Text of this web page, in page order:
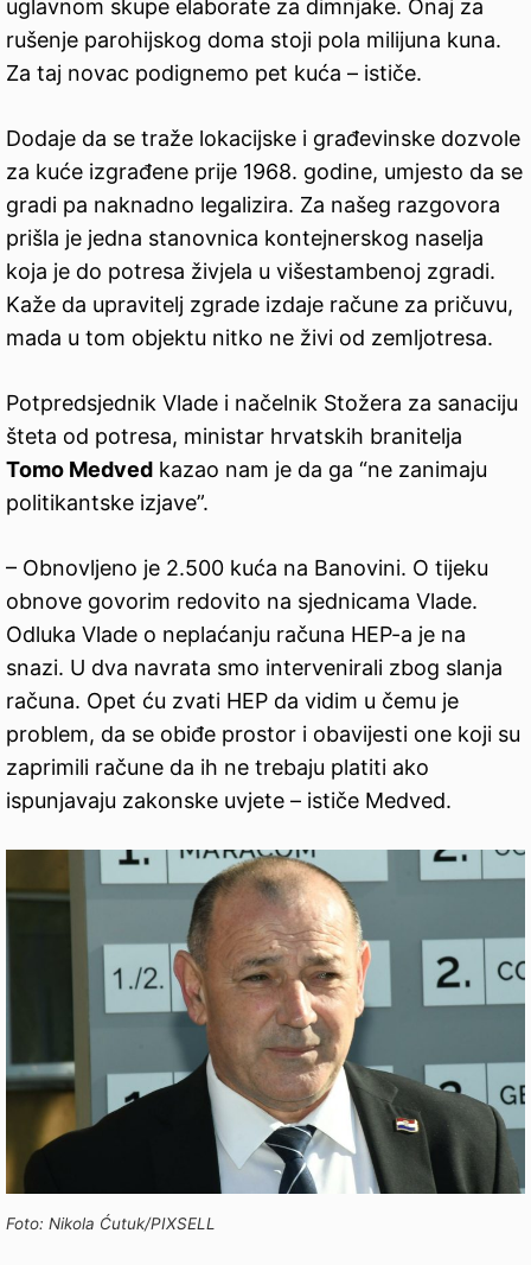
uglavnom skupe elaborate za dimnjake. Onaj za
rušenje parohijskog doma stoji pola milijuna kuna.
Za taj novac podignemo pet kuća – ističe.
Dodaje da se traže lokacijske i građevinske dozvole
za kuće izgrađene prije 1968. godine, umjesto da se
gradi pa naknadno legalizira. Za našeg razgovora
prišla je jedna stanovnica kontejnerskog naselja
koja je do potresa živjela u višestambenoj zgradi.
Kaže da upravitelj zgrade izdaje račune za pričuvu,
mada u tom objektu nitko ne živi od zemljotresa.
Potpredsjednik Vlade i načelnik Stožera za sanaciju
šteta od potresa, ministar hrvatskih branitelja
Tomo Medved kazao nam je da ga “ne zanimaju
politikantske izjave”.
– Obnovljeno je 2.500 kuća na Banovini. O tijeku
obnove govorim redovito na sjednicama Vlade.
Odluka Vlade o neplaćanju računa HEP-a je na
snazi. U dva navrata smo intervenirali zbog slanja
računa. Opet ću zvati HEP da vidim u čemu je
problem, da se obiđe prostor i obavijesti one koji su
zaprimili račune da ih ne trebaju platiti ako
ispunjavaju zakonske uvjete – ističe Medved.
Foto: Nikola Ćutuk/PIXSELL